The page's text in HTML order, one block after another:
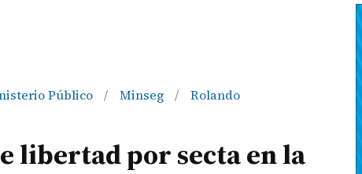
Público / Minseg /
Rolando
libertad por secta en la